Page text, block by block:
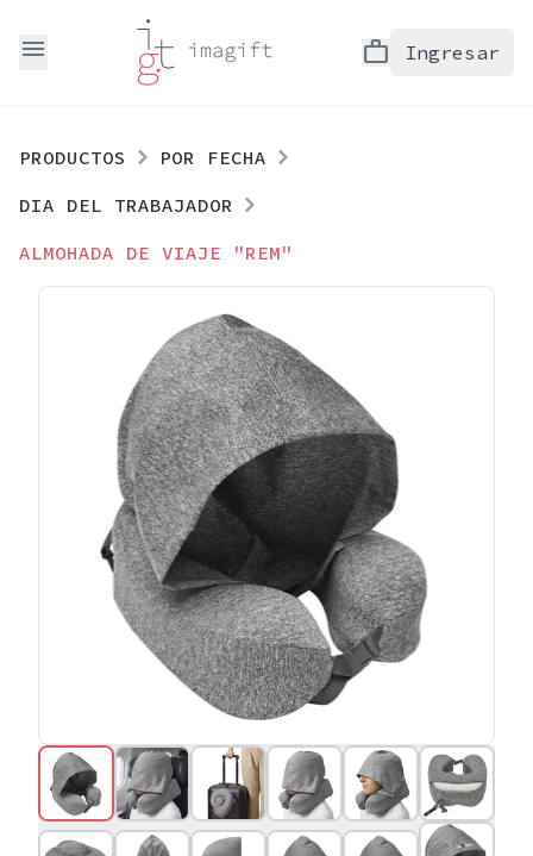
menu work Ingresar
PRODUCTOS
POR FECHA
DIA DEL TRABAJADOR
ALMOHADA DE VIAJE "REM"